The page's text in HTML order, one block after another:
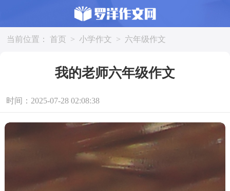
当前位置： 首页 > 小学作文 > 六年级作文
我的老师六年级作文
时间：2025-07-28 02:08:38